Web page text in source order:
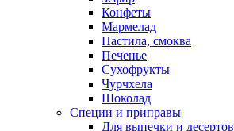
Конфеты
Мармелад
Пастила, смоква
Печенье
Сухофрукты
Чурчхела
Шоколад
Специи и приправы
Для выпечки и десертов